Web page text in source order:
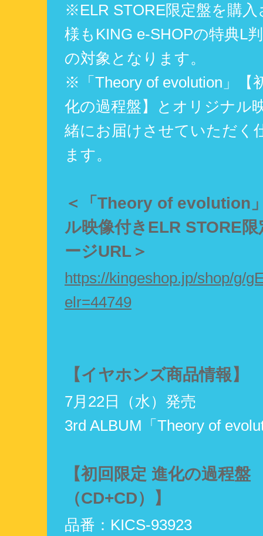
※ELR STORE限定盤を購入
様もKING e-SHOPの特典L
の対象となります。
※「Theory of evolution」【
化の過程盤】とオリジナル
緒にお届けさせていただく
ます。
＜「Theory of evolution
ル映像付きELR STORE
ージURL＞
https://kingeshop.jp/shop/g/
elr=44749
【イヤホンズ商品情報】
7月22日（水）発売
3rd ALBUM「Theory of
【初回限定 進化の過程盤
（CD+CD）】
品番：KICS-93923